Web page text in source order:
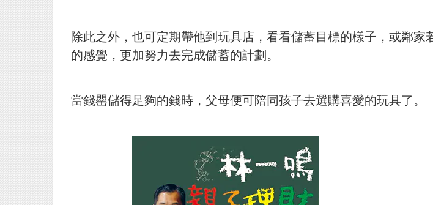
除此之外，也可定期帶他到玩具店，看看儲蓄目標的樣子，或鄰
的感覺，更加努力去完成儲蓄的計劃。
當錢罌儲得足夠的錢時，父母便可陪同孩子去選購喜愛的玩具了。